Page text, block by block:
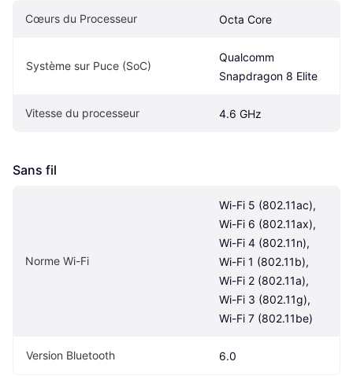
Cœurs du Processeur Octa Core
Système sur Puce (SoC)
Qualcomm
Snapdragon 8 Elite
Vitesse du processeur 4.6 GHz
Sans fil
Norme Wi-Fi
Wi-Fi 5 (802.11ac),
Wi-Fi 6 (802.11ax),
Wi-Fi 4 (802.11n),
Wi-Fi 1 (802.11b),
Wi-Fi 2 (802.11a),
Wi-Fi 3 (802.11g),
Wi-Fi 7 (802.11be)
Version Bluetooth 6.0